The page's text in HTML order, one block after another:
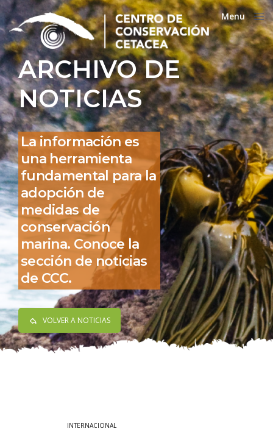
ARCHIVO DE
NOTICIAS
La información es
una herramienta
fundamental para la
adopción de
medidas de
conservación
marina. Conoce la
sección de noticias
de CCC.
VOLVER A NOTICIAS
Menu
Close
INTERNACIONAL